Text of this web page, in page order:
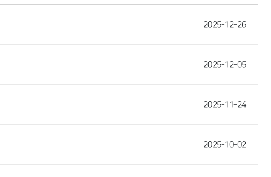
2025-12-26
2025-12-05
2025-11-24
2025-10-02